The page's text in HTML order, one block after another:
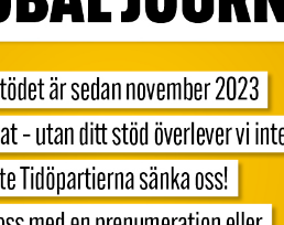
används ”Copernicus”
Index.
över tiden: Första
första året och när 100 dagar
första gången och hur länge det